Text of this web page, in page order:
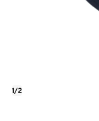
1/2